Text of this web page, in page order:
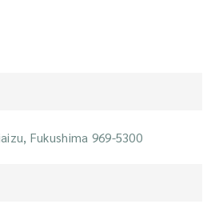
Fukushima 969-5300